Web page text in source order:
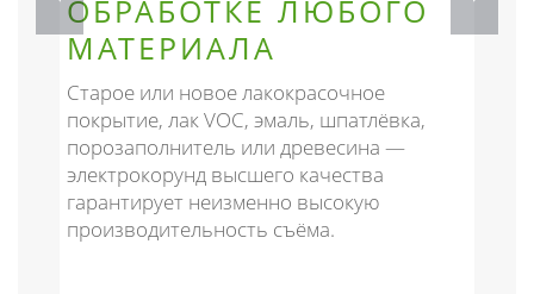
ОБРАБОТКЕ ЛЮБОГО
МАТЕРИАЛА
Старое или новое лакокрасочное
покрытие, лак VOC, эмаль, шпатлёвка,
порозаполнитель или древесина —
электрокорунд высшего качества
гарантирует неизменно высокую
производительность съёма.